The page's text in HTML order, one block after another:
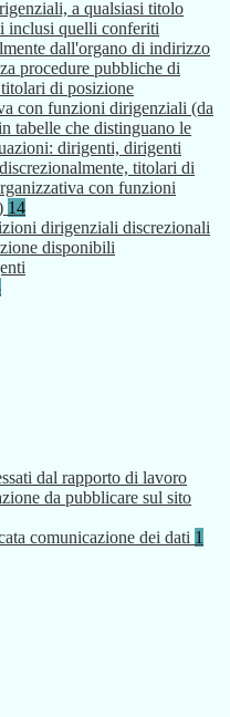
a qualsiasi titolo
inclusi quelli conferiti
dall'organo di indirizzo
procedure pubbliche di
di posizione
con funzioni dirigenziali (da
tabelle che distinguano le
dirigenti, dirigenti
titolari di
con funzioni
14
dirigenziali discrezionali
disponibili
dal rapporto di lavoro
da pubblicare sul sito
comunicazione dei dati 1